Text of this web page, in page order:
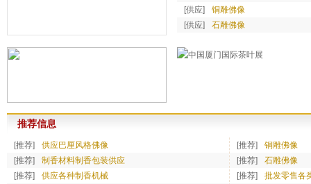
[供应]
铜雕佛像
[供应]
石雕佛像
推荐信息
[推荐]
供应巴厘风格佛像
[推荐]
制香材料制香包装供应
[推荐]
供应各种制香机械
[推荐]
铜雕佛像
[推荐]
石雕佛像
[推荐]
批发零售各